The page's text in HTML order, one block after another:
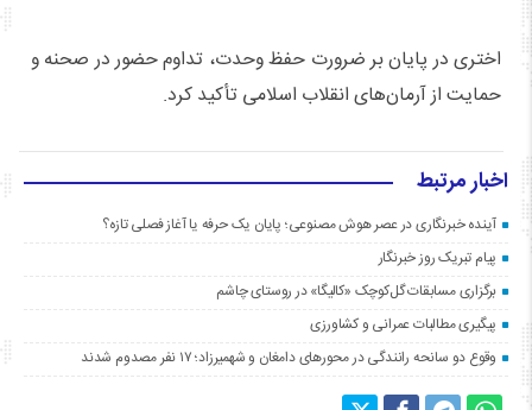
اختری در پایان بر ضرورت حفظ وحدت، تداوم حضور در صحنه و
حمایت از آرمان‌های انقلاب اسلامی تأکید کرد.
اخبار مرتبط
آینده خبرنگاری در عصر هوش مصنوعی؛ پایان یک حرفه یا آغاز فصلی تازه؟
پیام تبریک روز خبرنگار
برگزاری مسابقات گل‌کوچک «کالیگا» در روستای چاشم
پیگیری مطالبات عمرانی و کشاورزی
وقوع دو سانحه رانندگی در محورهای دامغان و شهمیرزاد؛ ۱۷ نفر مصدوم شدند